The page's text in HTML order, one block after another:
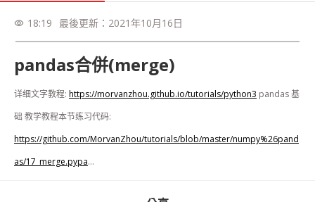
visibility 18:19 最後更新： 2021年10月16日
pandas合併(merge)
详细文字教程: https://morvanzhou.github.io/tutorials/python3 pandas 基
https://github.com/MorvanZhou/tutorials/blob/master/numpy%26pand
as/17_merge.pypa...